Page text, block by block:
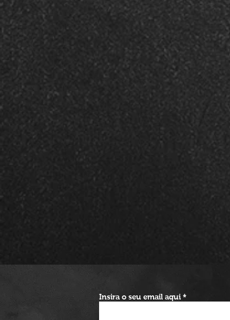
Insira o seu email aqui